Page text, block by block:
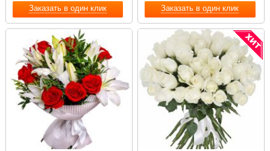
Заказать в один клик Заказать в один клик